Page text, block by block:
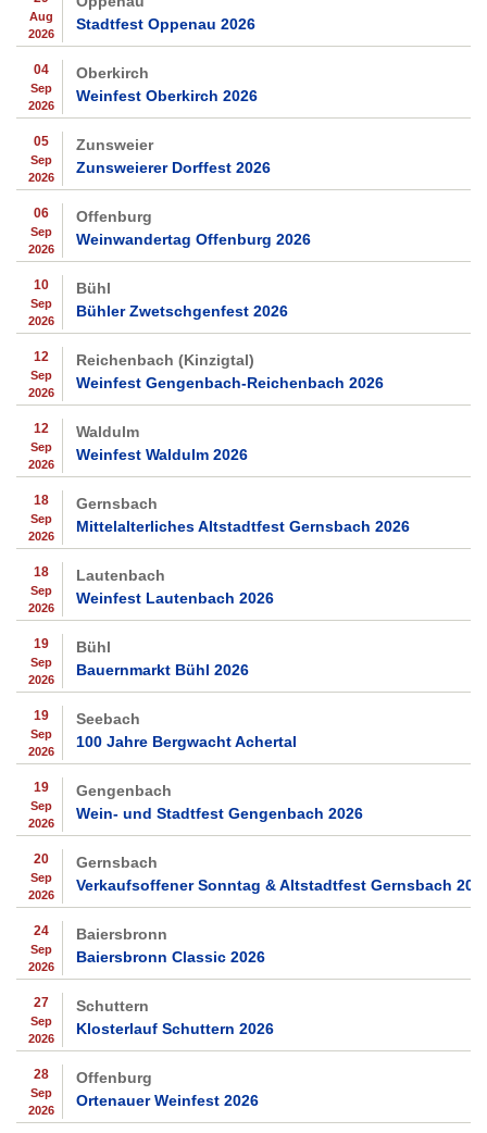
Aug
2026
Stadtfest Oppenau 2026
04
Sep
2026
Oberkirch
Weinfest Oberkirch 2026
05
Sep
2026
Zunsweier
Zunsweierer Dorffest 2026
06
Sep
2026
Offenburg
Weinwandertag Offenburg 2026
10
Sep
2026
Bühl
Bühler Zwetschgenfest 2026
12
Sep
2026
Reichenbach (Kinzigtal)
Weinfest Gengenbach-Reichenbach 2026
12
Sep
2026
Waldulm
Weinfest Waldulm 2026
18
Sep
2026
Gernsbach
Mittelalterliches Altstadtfest Gernsbach 2026
18
Sep
2026
Lautenbach
Weinfest Lautenbach 2026
19
Sep
2026
Bühl
Bauernmarkt Bühl 2026
19
Sep
2026
Seebach
100 Jahre Bergwacht Achertal
19
Sep
2026
Gengenbach
Wein- und Stadtfest Gengenbach 2026
20
Sep
2026
Gernsbach
Verkaufsoffener Sonntag & Altstadtfest Gernsbach
24
Sep
2026
Baiersbronn
Baiersbronn Classic 2026
27
Sep
2026
Schuttern
Klosterlauf Schuttern 2026
28
Sep
2026
Offenburg
Ortenauer Weinfest 2026